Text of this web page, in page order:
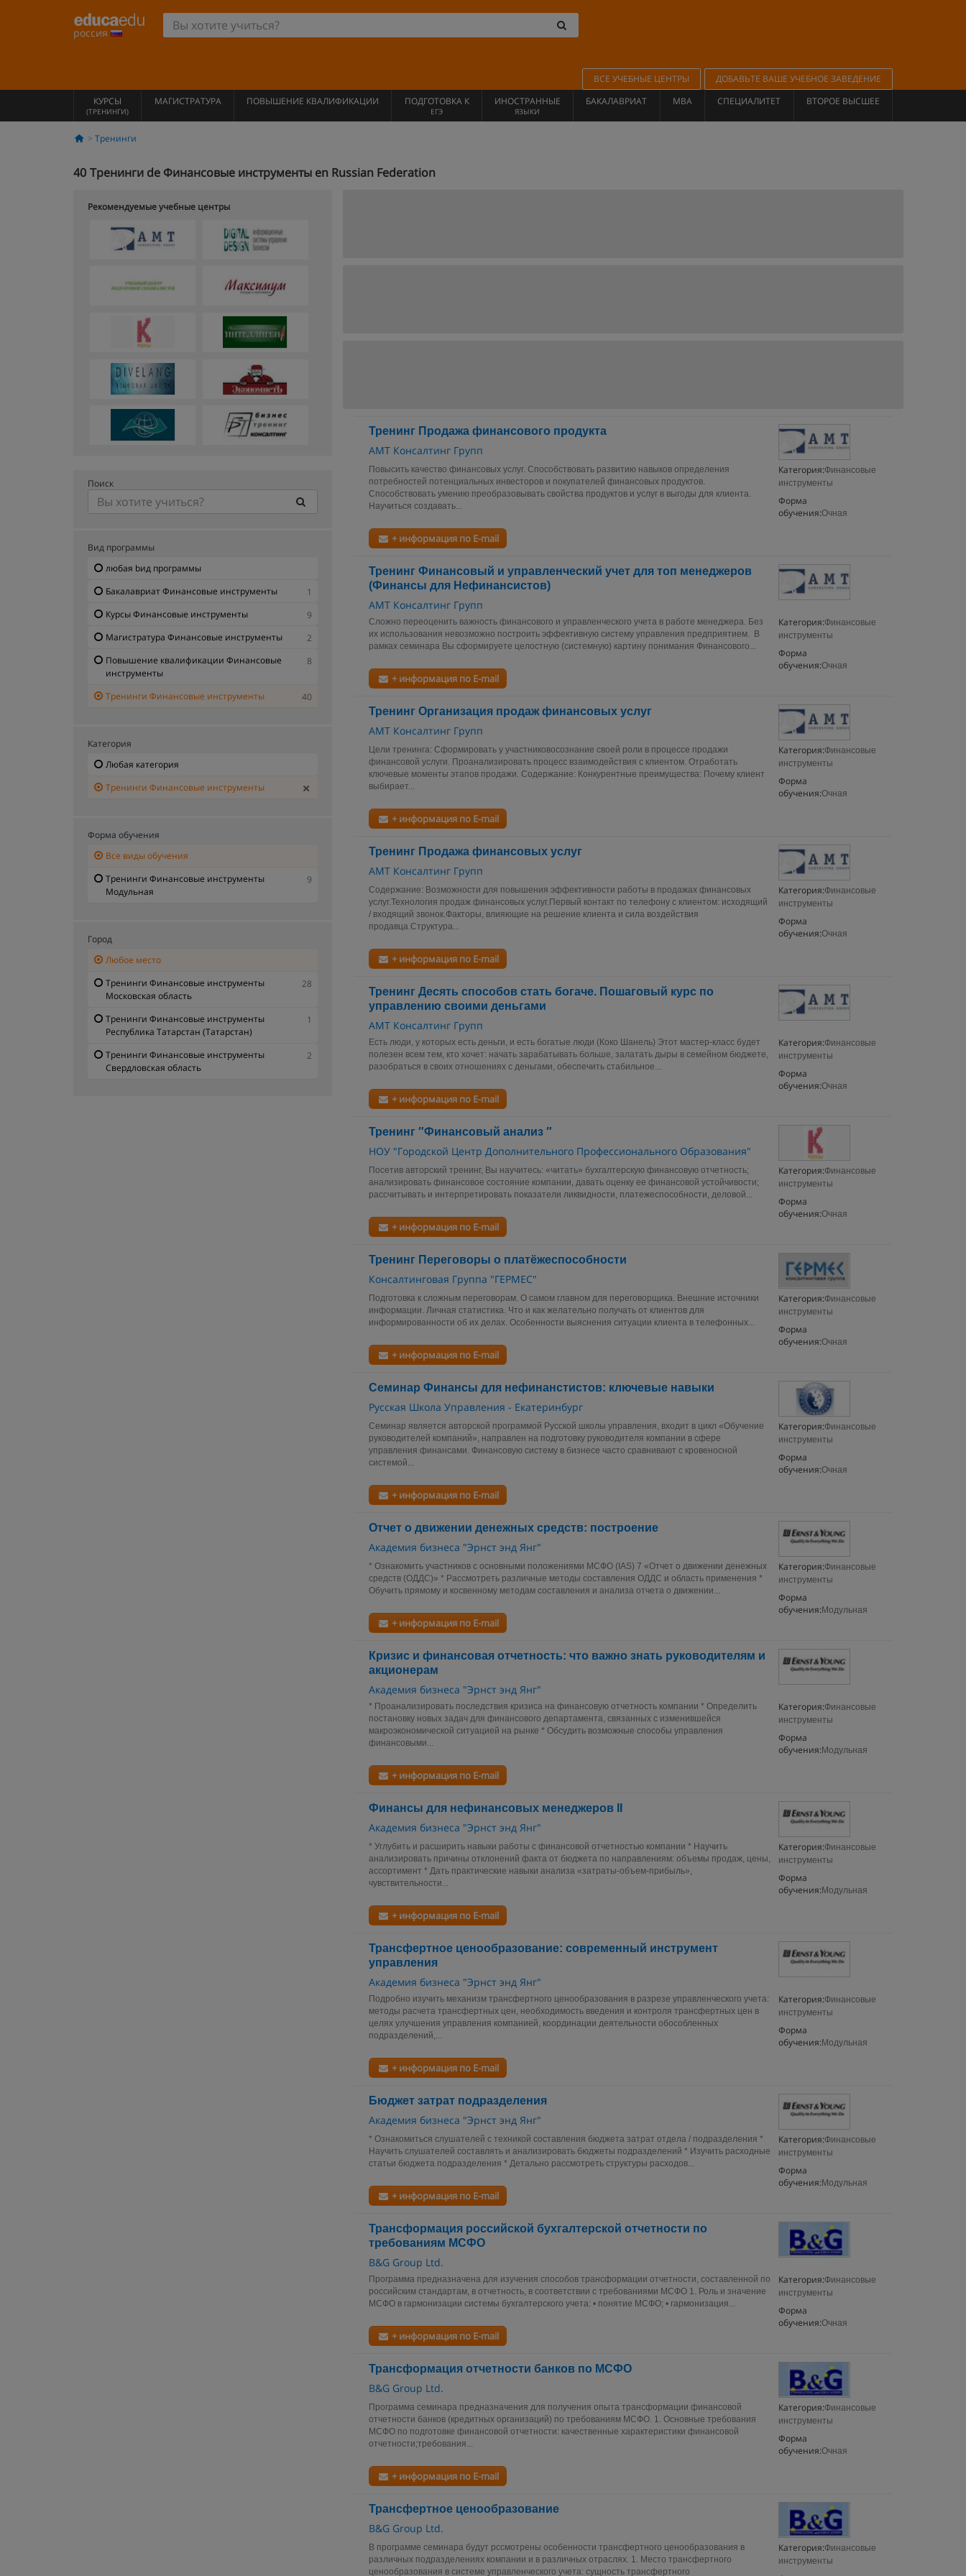
россия
ВСЕ УЧЕБНЫЕ ЦЕНТРЫ
ДОБАВЬТЕ ВАШЕ УЧЕБНОЕ ЗАВЕДЕНИЕ
КУРСЫ
(ТРЕНИНГИ)
МАГИСТРАТУРА ПОВЫШЕНИЕ КВАЛИФИКАЦИИ ПОДГОТОВКА К
ЕГЭ
ИНОСТРАННЫЕ
ЯЗЫКИ
БАКАЛАВРИАТ MBA СПЕЦИАЛИТЕТ ВТОРОЕ ВЫСШЕЕ
Тренинги
40 Тренинги de Финансовые инструменты en Russian Federation
Тренинг Продажа финансового продукта
АМТ Консалтинг Групп
Категория:Финансовые
инструменты
Форма
обучения:Очная
Повысить качество финансовых услуг. Способствовать развитию навыков определения
потребностей потенциальных инвесторов и покупателей финансовых продуктов.
Способствовать умению преобразовывать свойства продуктов и услуг в выгоды для клиента.
Научиться создавать...
+ информация по E-mail
Тренинг Финансовый и управленческий учет для топ менеджеров
(Финансы для Нефинансистов)
АМТ Консалтинг Групп
Категория:Финансовые
инструменты
Форма
обучения:Очная
Сложно переоценить важность финансового и управленческого учета в работе менеджера. Без
их использования невозможно построить эффективную систему управления предприятием. В
рамках семинара Вы сформируете целостную (системную) картину понимания Финансового...
+ информация по E-mail
Тренинг Организация продаж финансовых услуг
АМТ Консалтинг Групп
Категория:Финансовые
инструменты
Форма
обучения:Очная
Цели тренинга: Сформировать у участниковосознание своей роли в процессе продажи
финансовой услуги. Проанализировать процесс взаимодействия с клиентом. Отработать
ключевые моменты этапов продажи. Содержание: Конкурентные преимущества: Почему клиент
выбирает...
+ информация по E-mail
Тренинг Продажа финансовых услуг
АМТ Консалтинг Групп
Категория:Финансовые
инструменты
Форма
обучения:Очная
Содержание: Возможности для повышения эффективности работы в продажах финансовых
услуг.Технология продаж финансовых услуг.Первый контакт по телефону с клиентом: исходящий
/ входящий звонок.Факторы, влияющие на решение клиента и сила воздействия
продавца.Структура...
+ информация по E-mail
Тренинг Десять способов стать богаче. Пошаговый курс по
управлению своими деньгами
АМТ Консалтинг Групп
Категория:Финансовые
инструменты
Форма
обучения:Очная
Есть люди, у которых есть деньги, и есть богатые люди (Коко Шанель) Этот мастер-класс будет
полезен всем тем, кто хочет: начать зарабатывать больше, залатать дыры в семейном бюджете,
разобраться в своих отношениях с деньгами, обеспечить стабильное...
+ информация по E-mail
Тренинг ″Финансовый анализ ″
НОУ "Городской Центр Дополнительного Профессионального Образования"
Категория:Финансовые
инструменты
Форма
обучения:Очная
Посетив авторский тренинг, Вы научитесь: «читать» бухгалтерскую финансовую отчетность;
анализировать финансовое состояние компании, давать оценку ее финансовой устойчивости;
рассчитывать и интерпретировать показатели ликвидности, платежеспособности, деловой...
+ информация по E-mail
Тренинг Переговоры о платёжеспособности
Консалтинговая Группа "ГЕРМЕС"
Категория:Финансовые
инструменты
Форма
обучения:Очная
Подготовка к сложным переговорам. О самом главном для переговорщика. Внешние источники
информации. Личная статистика. Что и как желательно получать от клиентов для
информированности об их делах. Особенности выяснения ситуации клиента в телефонных...
+ информация по E-mail
Семинар Финансы для нефинанстистов: ключевые навыки
Русская Школа Управления - Екатеринбург
Категория:Финансовые
инструменты
Форма
обучения:Очная
Семинар является авторской программой Русской школы управления, входит в цикл «Обучение
руководителей компаний», направлен на подготовку руководителя компании в сфере
управления финансами. Финансовую систему в бизнесе часто сравнивают с кровеносной
системой...
+ информация по E-mail
Отчет о движении денежных средств: построение
Академия бизнеса "Эрнст энд Янг"
Категория:Финансовые
инструменты
Форма
обучения: Модульная
* Ознакомить участников с основными положениями МСФО (IAS) 7 «Отчет о движении денежных
средств (ОДДС)» * Рассмотреть различные методы составления ОДДС и область применения *
Обучить прямому и косвенному методам составления и анализа отчета о движении...
+ информация по E-mail
Кризис и финансовая отчетность: что важно знать руководителям и
акционерам
Академия бизнеса "Эрнст энд Янг"
Категория:Финансовые
инструменты
Форма
обучения: Модульная
* Проанализировать последствия кризиса на финансовую отчетность компании * Определить
постановку новых задач для финансового департамента, связанных с изменившейся
макроэкономической ситуацией на рынке * Обсудить возможные способы управления
финансовыми...
+ информация по E-mail
Финансы для нефинансовых менеджеров II
Академия бизнеса "Эрнст энд Янг"
Категория:Финансовые
инструменты
Форма
обучения: Модульная
* Углубить и расширить навыки работы с финансовой отчетностью компании * Научить
анализировать причины отклонений факта от бюджета по направлениям: объемы продаж, цены,
ассортимент * Дать практические навыки анализа «затраты-объем-прибыль»,
чувствительности...
+ информация по E-mail
Трансфертное ценообразование: современный инструмент
управления
Академия бизнеса "Эрнст энд Янг"
Категория:Финансовые
инструменты
Форма
обучения: Модульная
Подробно изучить механизм трансфертного ценообразования в разрезе управленческого учета:
методы расчета трансфертных цен, необходимость введения и контроля трансфертных цен в
целях улучшения управления компанией, координации деятельности обособленных
подразделений,...
+ информация по E-mail
Бюджет затрат подразделения
Академия бизнеса "Эрнст энд Янг"
Категория:Финансовые
инструменты
Форма
обучения: Модульная
* Ознакомиться слушателей с техникой составления бюджета затрат отдела / подразделения *
Научить слушателей составлять и анализировать бюджеты подразделений * Изучить расходные
статьи бюджета подразделения * Детально рассмотреть структуры расходов...
+ информация по E-mail
Трансформация российской бухгалтерской отчетности по
требованиям МСФО
B&G Group Ltd.
Категория:Финансовые
инструменты
Форма
обучения:Очная
Программа предназначена для изучения способов трансформации отчетности, составленной по
российским стандартам, в отчетность, в соответствии с требованиями МСФО 1. Роль и значение
МСФО в гармонизации системы бухгалтерского учета: • понятие МСФО; • гармонизация...
+ информация по E-mail
Трансформация отчетности банков по МСФО
B&G Group Ltd.
Категория:Финансовые
инструменты
Форма
обучения:Очная
Программа семинара предназначения для получения опыта трансформации финансовой
отчетности банков (кредитных организаций) по требованиям МСФО. 1. Основные требования
МСФО по подготовке финансовой отчетности: качественные характеристики финансовой
отчетности;требования...
+ информация по E-mail
Трансфертное ценообразование
B&G Group Ltd.
Категория:Финансовые
инструменты
В программе семинара будут рссмотрены особенности трансфертного ценообразования в
различных подразделениях компании и в различных отраслях. 1. Место трансфертного
ценообразования в системе управленческого учета: сущность трансфертного
Рекомендуемые учебные центры
Поиск
Вид программы
любая bид программы
Бакалавриат Финансовые инструменты
1
Курсы Финансовые инструменты
9
Магистратура Финансовые инструменты
2
Повышение квалификации Финансовые
инструменты
8
Тренинги Финансовые инструменты 40
Категория
Любая категория
Тренинги Финансовые инструменты
Форма обучения
Все виды обучения
Тренинги Финансовые инструменты
Модульная
9
Город
Любое место
Тренинги Финансовые инструменты
Московская область
28
Тренинги Финансовые инструменты
Республика Татарстан (Татарстан)
1
Тренинги Финансовые инструменты
Свердловская область
2